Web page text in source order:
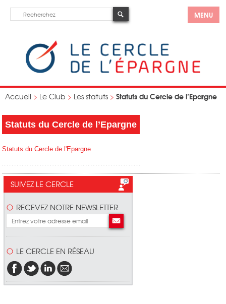
MENU
Accueil > Le Club > Les statuts > Statuts du Cercle de l’Epargne
Statuts du Cercle de l’Epargne
Statuts du Cercle de l'Epargne
SUIVEZ LE CERCLE
RECEVEZ NOTRE NEWSLETTER
LE CERCLE EN RÉSEAU